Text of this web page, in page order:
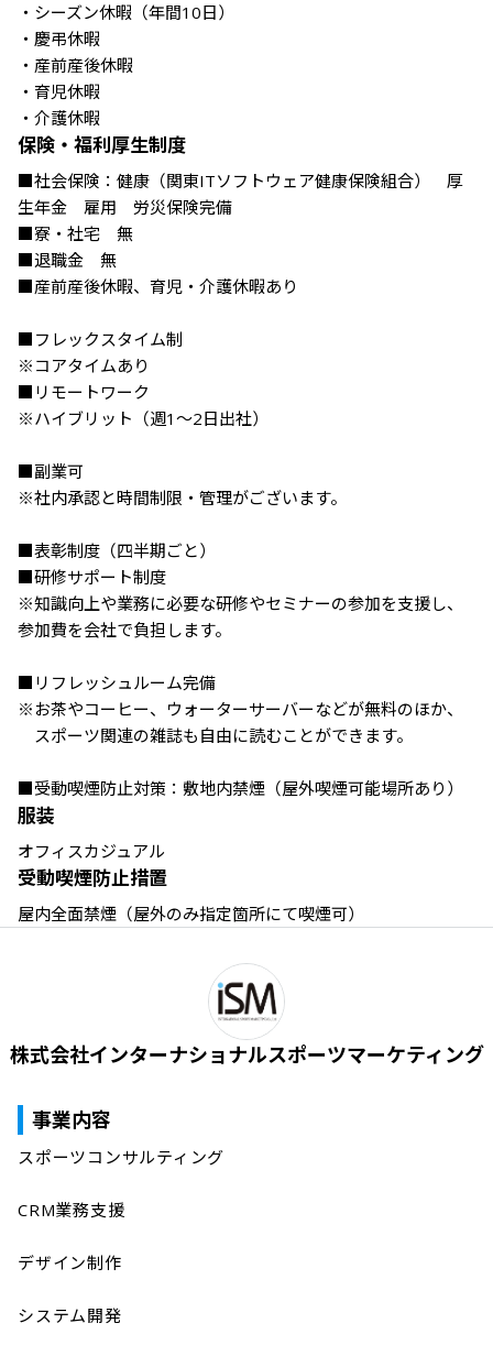
・シーズン休暇（年間10日）
・慶弔休暇
・産前産後休暇
・育児休暇
・介護休暇
保険・福利厚生制度
■社会保険：健康（関東ITソフトウェア健康保険組合）　厚
生年金　雇用　労災保険完備
■寮・社宅　無
■退職金　無
■産前産後休暇、育児・介護休暇あり
■フレックスタイム制
※コアタイムあり
■リモートワーク
※ハイブリット（週1～2日出社）
■副業可
※社内承認と時間制限・管理がございます。
■表彰制度（四半期ごと）
■研修サポート制度
※知識向上や業務に必要な研修やセミナーの参加を支援し、
参加費を会社で負担します。
■リフレッシュルーム完備
※お茶やコーヒー、ウォーターサーバーなどが無料のほか、
スポーツ関連の雑誌も自由に読むことができます。
■受動喫煙防止対策：敷地内禁煙（屋外喫煙可能場所あり）
服装
オフィスカジュアル
受動喫煙防止措置
屋内全面禁煙（屋外のみ指定箇所にて喫煙可）
株式会社インターナショナルスポーツマーケティング
事業内容
スポーツコンサルティング
CRM業務支援
デザイン制作
システム開発